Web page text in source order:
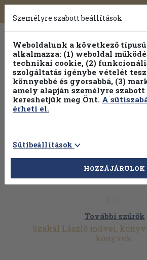
Toggle
navigation
További szűrők
Szakál László művei,
könyvek
Személyre szabott beállítások
Weboldalunk a következő
alkalmazza: (1) weboldal
technikai cookie, (2)
szolgáltatás igénybe vételét
könnyebbé és gyorsabbá, (3)
amely alapján személyre
kereshetjük meg Önt. A
érheti el.
Sütibeállítások
HOZZÁJÁRULOK